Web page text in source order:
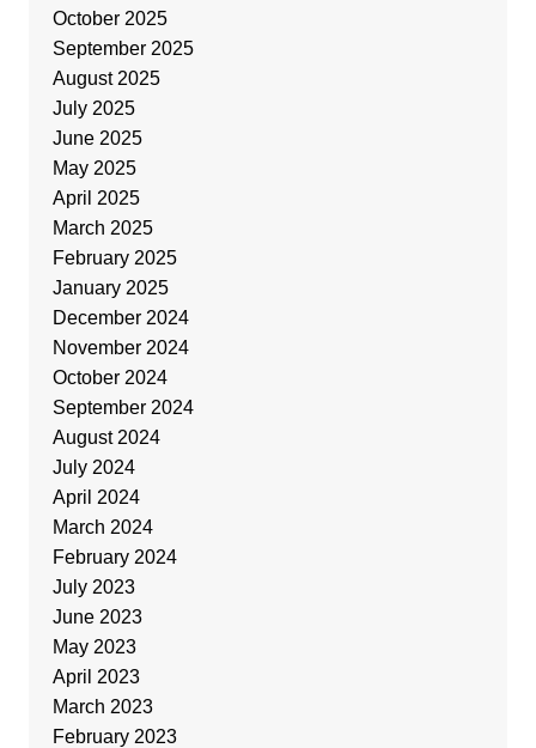
October 2025
September 2025
August 2025
July 2025
June 2025
May 2025
April 2025
March 2025
February 2025
January 2025
December 2024
November 2024
October 2024
September 2024
August 2024
July 2024
April 2024
March 2024
February 2024
July 2023
June 2023
May 2023
April 2023
March 2023
February 2023